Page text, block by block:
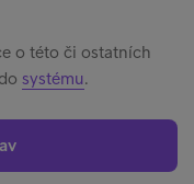
o této či ostatních
systému.